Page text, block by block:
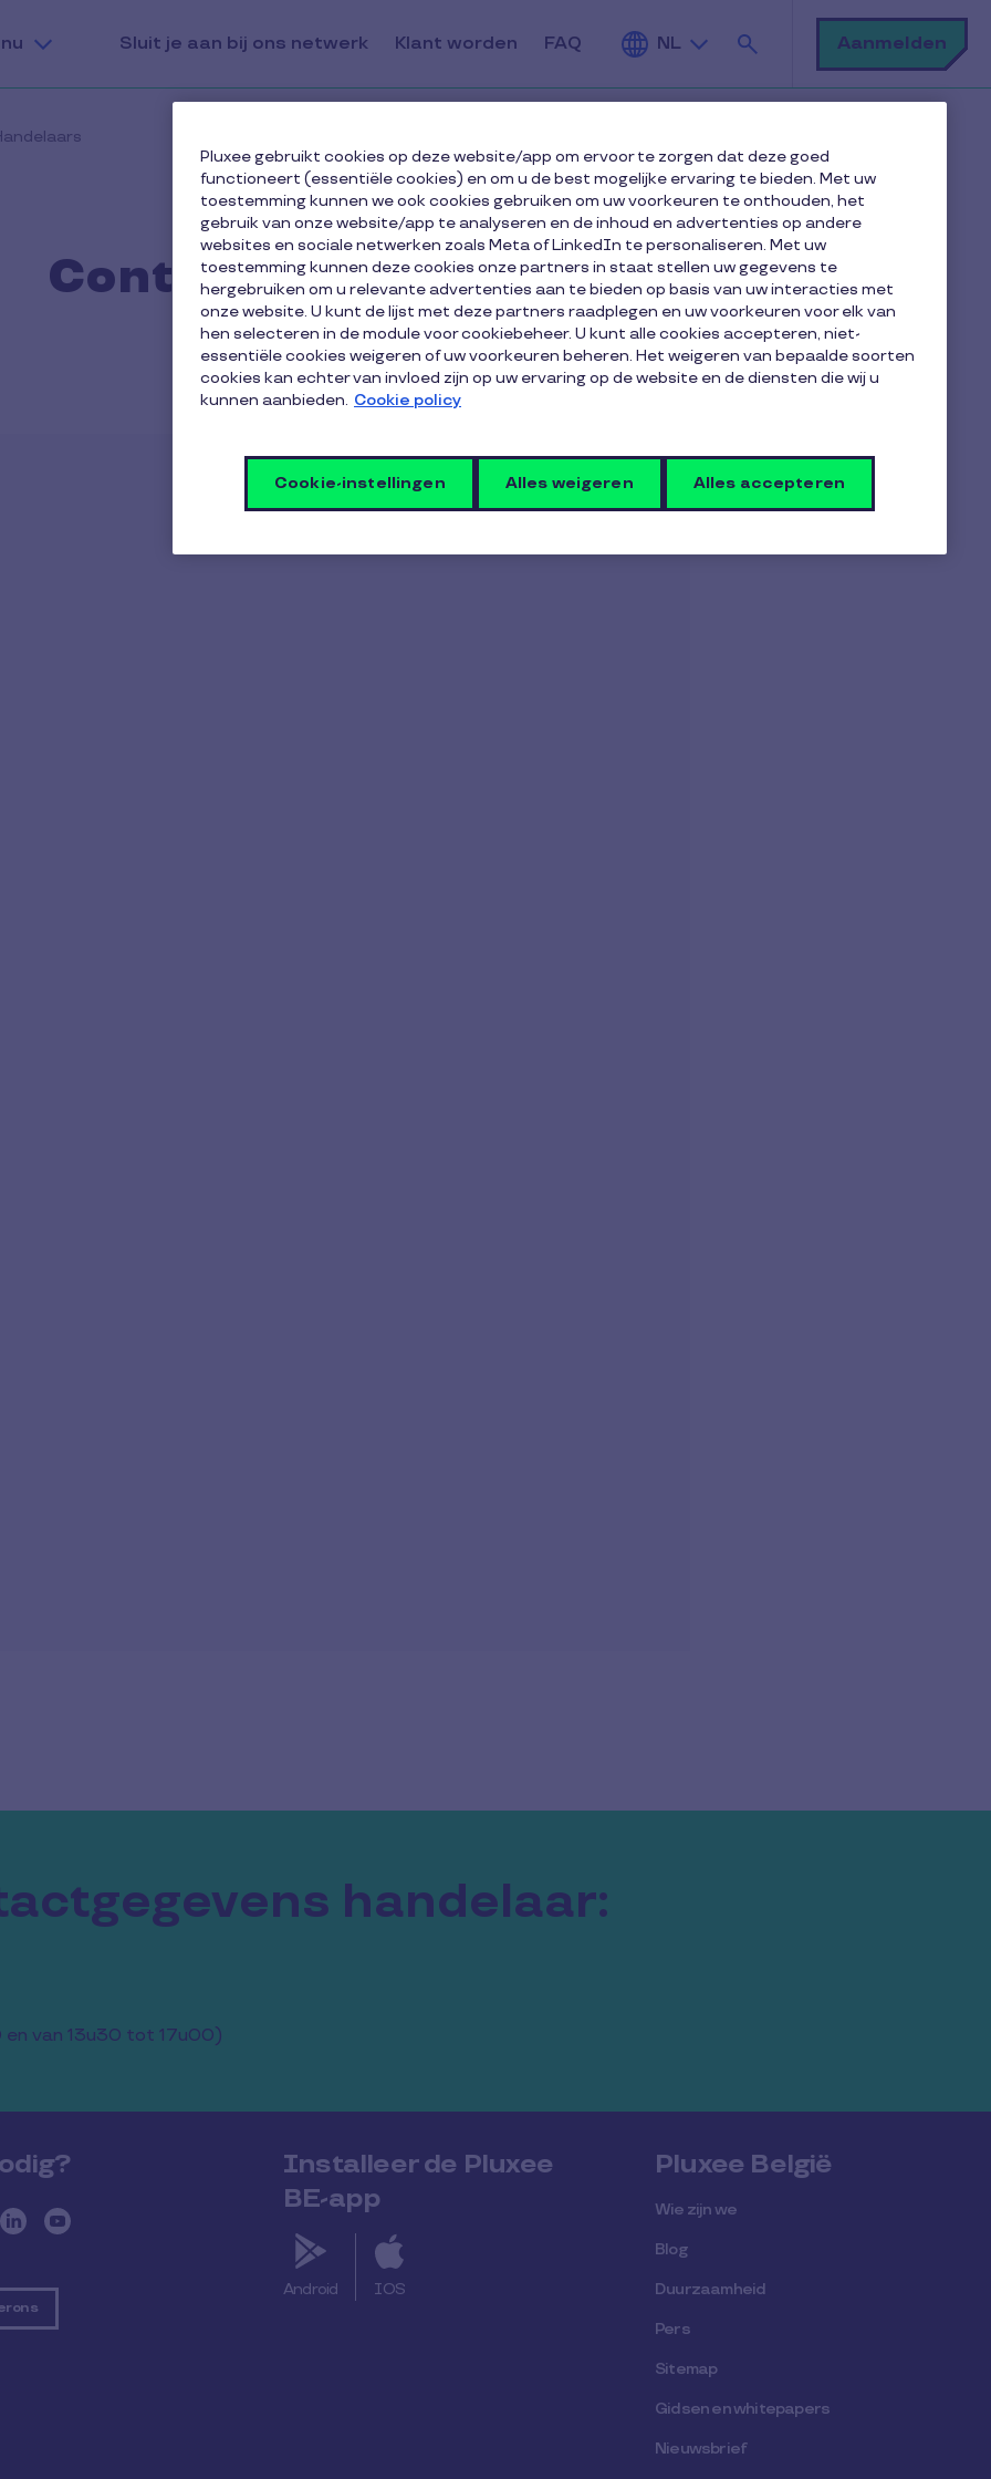
Sluit je aan bij ons netwerk Klant worden FAQ NL
Aanmelden
Contacteer ons
handelaar:
van 13u30 tot 17u00)
ons
Installeer de Pluxee
BE-app
Android IOS
Pluxee België
Wie zijn we
Blog
Duurzaamheid
Pers
Sitemap
Gidsen en whitepapers
Nieuwsbrief
Pluxee gebruikt cookies op deze website/app om ervoor te zorgen dat deze goed
functioneert (essentiële cookies) en om u de best mogelijke ervaring te bieden. Met uw
toestemming kunnen we ook cookies gebruiken om uw voorkeuren te onthouden, het
gebruik van onze website/app te analyseren en de inhoud en advertenties op andere
websites en sociale netwerken zoals Meta of LinkedIn te personaliseren. Met uw
toestemming kunnen deze cookies onze partners in staat stellen uw gegevens te
hergebruiken om u relevante advertenties aan te bieden op basis van uw interacties met
onze website. U kunt de lijst met deze partners raadplegen en uw voorkeuren voor elk van
hen selecteren in de module voor cookiebeheer. U kunt alle cookies accepteren, niet-
essentiële cookies weigeren of uw voorkeuren beheren. Het weigeren van bepaalde soorten
cookies kan echter van invloed zijn op uw ervaring op de website en de diensten die wij u
kunnen aanbieden. Cookie policy
Cookie-instellingen Alles weigeren Alles accepteren